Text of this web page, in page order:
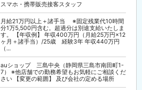
スマホ・携帯販売接客スタッフ
月給21万円以上＋諸手当 ※固定残業代10時間
分1万5,500円含む。超過分は別途支給いたしま
す。 【年収例】 年収400万円（月給25万円×12
ヶ月＋諸手当）/25歳 経験3年 年収440万円
（...
auショップ 三島中央（静岡県三島市南田町1-
7） ※他店舗での勤務希望もお気軽にご相談くだ
さい 【変更の範囲】 及び会社の定める場所